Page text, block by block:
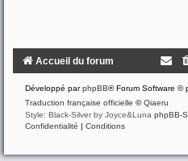
Accueil du forum
Développé parphpBB® Forum Software ©
Traduction française officielle ©Qiaeru
Style: Black-Silver by Joyce&Luna phpBB-
Confidentialité | Conditions